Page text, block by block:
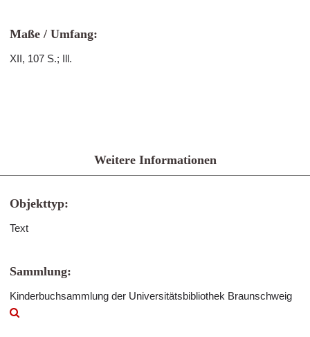
Maße / Umfang:
XII, 107 S.; Ill.
Weitere Informationen
Objekttyp:
Text
Sammlung:
Kinderbuchsammlung der Universitätsbibliothek Braunschweig